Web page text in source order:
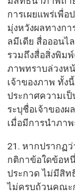
การเผยแพร่เพื่อ
มุ่งหวังผลทางก
ลมีเดีย สื่อออนไ
รวมถึงสื่อสิ่งพิมพ์
ภาพทราบล่วงห
เจ้าของภาพ ทั้
ประกาศความเ
ระบุชื่อเจ้าของ
เมื่อมีการนำภา
21. หากปรากฏ
กติกาข้อใดข้อห
ประกวด ไม่มีสิท
ไม่ครบถ้วนคณะ